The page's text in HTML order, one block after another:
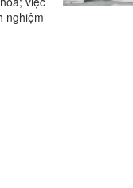
nghiệm